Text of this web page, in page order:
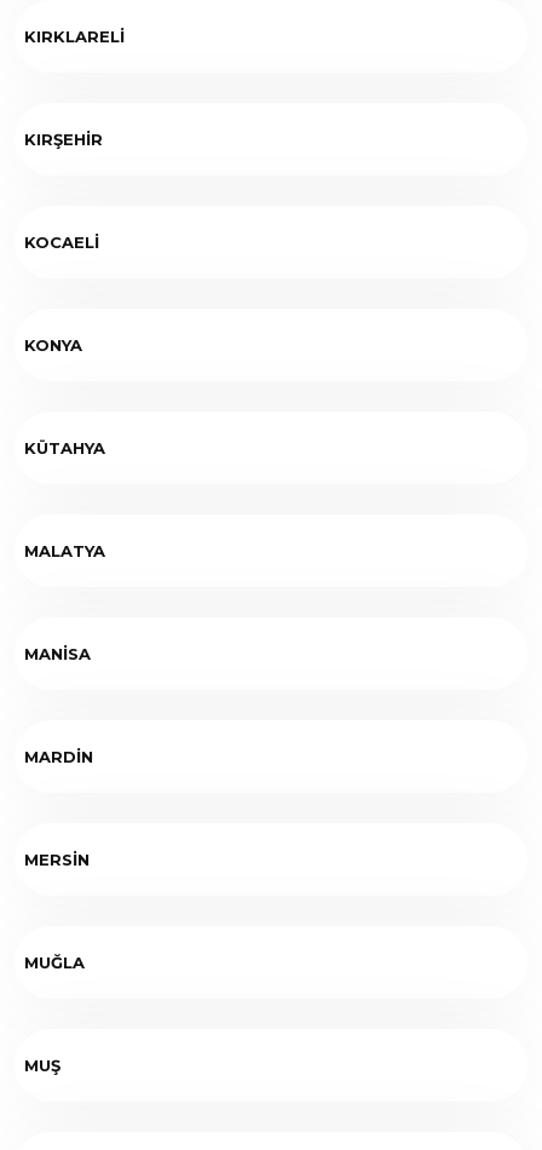
KIRKLARELİ
KIRŞEHİR
KOCAELİ
KONYA
KÜTAHYA
MALATYA
MANİSA
MARDİN
MERSİN
MUĞLA
MUŞ